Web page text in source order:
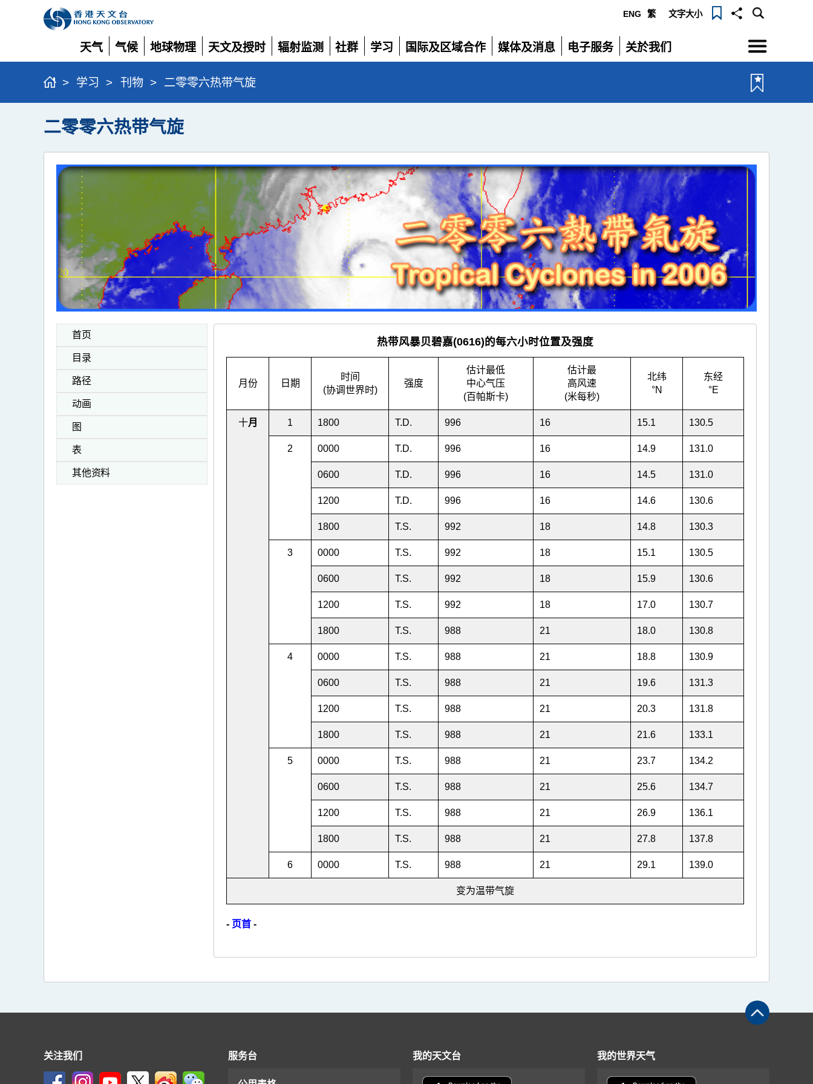
ENG 繁 文字大小
天气
展
开
气候
展
开
地球物理
展
开
天文及授时
展
开
辐射监测
展
社群
展
学习
展
国际及区域合作
展
媒体及消息
展
电子服务
展
关於我们
展
选
单
> 学习 > 刊物 > 二零零六热带气旋
二零零六热带气旋
首页
目录
路径
动画
图
表
其他资料
热带风暴贝碧嘉(0616)的每六小时位置及强度
月份 日期
时间
(协调世界时)
强度
估计最低
中心气压
(百帕斯卡)
估计最
高风速
(米每秒)
北纬
°N
东经
°E
十月 1 1800 T.D. 996 16 15.1 130.5
2 0000 T.D. 996 16 14.9 131.0
0600 T.D. 996 16 14.5 131.0
1200 T.D. 996 16 14.6 130.6
1800 T.S. 992 18 14.8 130.3
3 0000 T.S. 992 18 15.1 130.5
0600 T.S. 992 18 15.9 130.6
1200 T.S. 992 18 17.0 130.7
1800 T.S. 988 21 18.0 130.8
4 0000 T.S. 988 21 18.8 130.9
0600 T.S. 988 21 19.6 131.3
1200 T.S. 988 21 20.3 131.8
1800 T.S. 988 21 21.6 133.1
5 0000 T.S. 988 21 23.7 134.2
0600 T.S. 988 21 25.6 134.7
1200 T.S. 988 21 26.9 136.1
1800 T.S. 988 21 27.8 137.8
6 0000 T.S. 988 21 29.1 139.0
变为温带气旋
- 页首 -
关注我们 服务台 我的天文台 我的世界天气